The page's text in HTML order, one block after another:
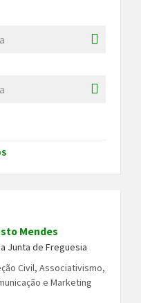
Mendes
Junta de Freguesia
Civil, Associativismo,
e Marketing